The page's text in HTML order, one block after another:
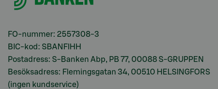
FO-nummer: 2557308-3
BIC-kod: SBANFIHH
Postadress: S-Banken Abp, PB 77, 00088 S-GRUPPEN
Besöksadress: Flemingsgatan 34, 00510 HELSINGFORS
(ingen kundservice)